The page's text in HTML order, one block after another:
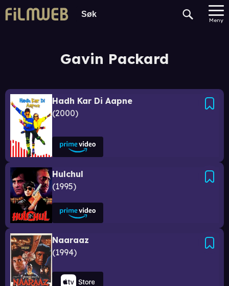
Meny
Gavin Packard
Hadh Kar Di Aapne
2000
Hulchul
1995
Naaraaz
1994